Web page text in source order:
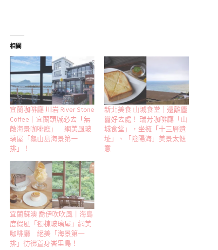
相關
宜蘭咖啡廳 川岩 River Stone
Coffee｜宜蘭頭城必去「無
敵海景咖啡廳」 網美風玻
璃屋「龜山島海景第一
排」！
新北美食 山城食堂｜遠離塵
囂好去處！ 瑞芳咖啡廳「山
城食堂」，坐擁「十三層遺
址」、「陰陽海」美景太愜
意
宜蘭蘇澳 喬伊吹吹風｜海島
度假風「獨棟玻璃屋」網美
咖啡廳 絕美「海景第一
排」彷彿置身峇里島！